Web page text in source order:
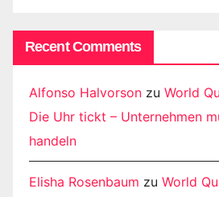
Recent Comments
Alfonso Halvorson zu World
Die Uhr tickt – Unternehmen
handeln
Elisha Rosenbaum zu World